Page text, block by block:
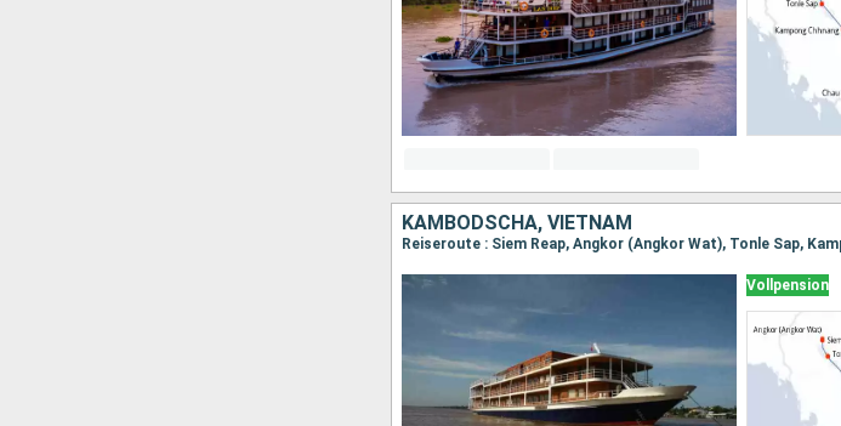
KAMBODSCHA, VIETNAM
Vollpension